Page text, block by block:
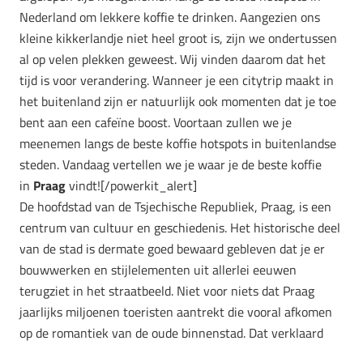
Nederland om lekkere koffie te drinken. Aangezien ons
kleine kikkerlandje niet heel groot is, zijn we ondertussen
al op velen plekken geweest. Wij vinden daarom dat het
tijd is voor verandering. Wanneer je een citytrip maakt in
het buitenland zijn er natuurlijk ook momenten dat je toe
bent aan een cafeïne boost. Voortaan zullen we je
meenemen langs de beste koffie hotspots in buitenlandse
steden. Vandaag vertellen we je waar je de beste koffie
in Praagvindt![/powerkit_alert]
De hoofdstad van de Tsjechische Republiek, Praag, is een
centrum van cultuur en geschiedenis. Het historische deel
van de stad is dermate goed bewaard gebleven dat je er
bouwwerken en stijlelementen uit allerlei eeuwen
terugziet in het straatbeeld. Niet voor niets dat Praag
jaarlijks miljoenen toeristen aantrekt die vooral afkomen
op de romantiek van de oude binnenstad. Dat verklaard